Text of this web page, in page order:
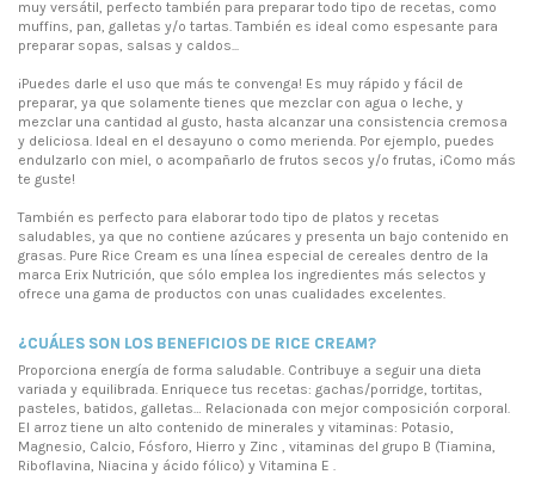
muy versátil, perfecto también para preparar todo tipo de recetas, como
muffins, pan, galletas y/o tartas. También es ideal como espesante para
preparar sopas, salsas y caldos...
¡Puedes darle el uso que más te convenga! Es muy rápido y fácil de
preparar, ya que solamente tienes que mezclar con agua o leche, y
mezclar una cantidad al gusto, hasta alcanzar una consistencia cremosa
y deliciosa. Ideal en el desayuno o como merienda. Por ejemplo, puedes
endulzarlo con miel, o acompañarlo de frutos secos y/o frutas, ¡Como más
te guste!
También es perfecto para elaborar todo tipo de platos y recetas
saludables, ya que no contiene azúcares y presenta un bajo contenido en
grasas. Pure Rice Cream es una línea especial de cereales dentro de la
marca Erix Nutrición, que sólo emplea los ingredientes más selectos y
ofrece una gama de productos con unas cualidades excelentes.
¿CUÁLES SON LOS BENEFICIOS DE RICE CREAM?
Proporciona energía de forma saludable. Contribuye a seguir una dieta
variada y equilibrada. Enriquece tus recetas: gachas/porridge, tortitas,
pasteles, batidos, galletas… Relacionada con mejor composición corporal.
El arroz tiene un alto contenido de minerales y vitaminas: Potasio,
Magnesio, Calcio, Fósforo, Hierro y Zinc , vitaminas del grupo B (Tiamina,
Riboflavina, Niacina y ácido fólico) y Vitamina E .